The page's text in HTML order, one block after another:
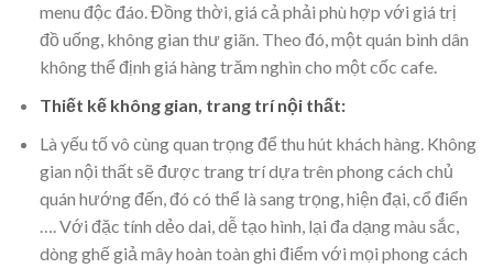
menu độc đáo. Đồng thời, giá cả phải phù hợp với giá trị
đồ uống, không gian thư giãn. Theo đó, một quán bình dân
không thể định giá hàng trăm nghìn cho một cốc cafe.
Thiết kế không gian, trang trí nội thất:
Là yếu tố vô cùng quan trọng để thu hút khách hàng. Không
gian nội thất sẽ được trang trí dựa trên phong cách chủ
quán hướng đến, đó có thể là sang trọng, hiện đại, cổ điển
…. Với đặc tính dẻo dai, dễ tạo hình, lại đa dạng màu sắc,
dòng ghế giả mây hoàn toàn ghi điểm với mọi phong cách